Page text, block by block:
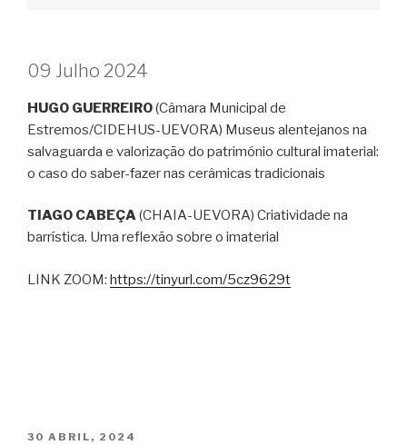
09 Julho 2024
HUGO GUERREIRO(Câmara Municipal de
Estremos/CIDEHUS-UEVORA) Museus alentejanos na
salvaguarda e valorização do património cultural imaterial:
o caso do saber-fazer nas cerâmicas tradicionais
TIAGO CABEÇA(CHAIA-UEVORA) Criatividade na
barrística. Uma reflexão sobre o imaterial
LINK ZOOM: https://tinyurl.com/5cz9629t
PUBLICADO
30 ABRIL, 2024